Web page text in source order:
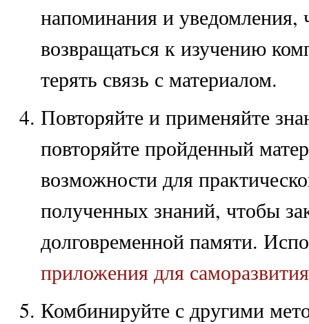
напоминания и уведомления,
возвращаться к изучению
терять связь с материалом.
Повторяйте и применяйте
повторяйте пройденный
возможности для
полученных знаний, чтобы
долговременной памяти.
приложения для саморазвития
Комбинируйте с другими